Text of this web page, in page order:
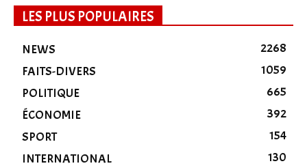
LES PLUS POPULAIRES
NEWS
2268
FAITS-DIVERS
1059
POLITIQUE
665
ÉCONOMIE
392
SPORT
154
INTERNATIONAL
130